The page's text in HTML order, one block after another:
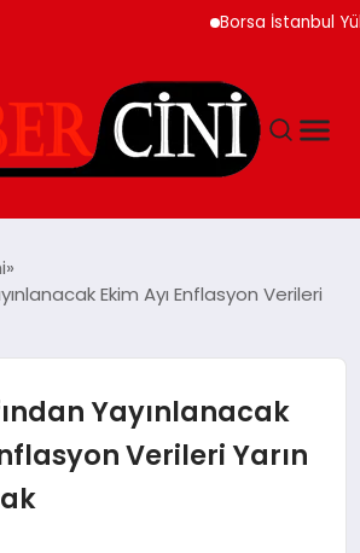
Borsa İstanbul
Ekim Ayı Enflasyon Verileri
Yayınlanacak
Verileri Yarın